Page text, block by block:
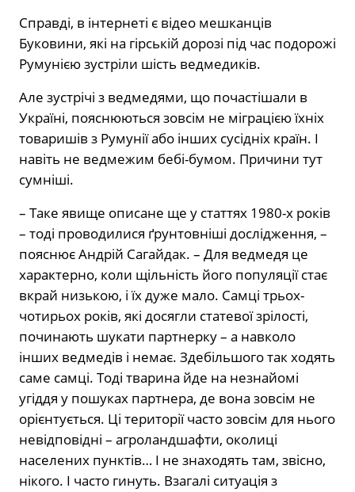
Справді, в інтернеті є відео мешканців
Буковини, які на гірській дорозі під час подорожі
Румунією зустріли шість ведмедиків.
Але зустрічі з ведмедями, що почастішали в
Україні, пояснюються зовсім не міграцією їхніх
товаришів з Румунії або інших сусідніх країн. І
навіть не ведмежим бебі-бумом. Причини тут
сумніші.
– Таке явище описане ще у статтях 1980-х років
– тоді проводилися ґрунтовніші дослідження, –
пояснює Андрій Сагайдак. – Для ведмедя це
характерно, коли щільність його популяції стає
вкрай низькою, і їх дуже мало. Самці трьох-
чотирьох років, які досягли статевої зрілості,
починають шукати партнерку – а навколо
інших ведмедів і немає. Здебільшого так ходять
саме самці. Тоді тварина йде на незнайомі
угіддя у пошуках партнера, де вона зовсім не
орієнтується. Ці території часто зовсім для нього
невідповідні – агроландшафти, околиці
населених пунктів… І не знаходять там, звісно, ​​
нікого. І часто гинуть. Взагалі ситуація з